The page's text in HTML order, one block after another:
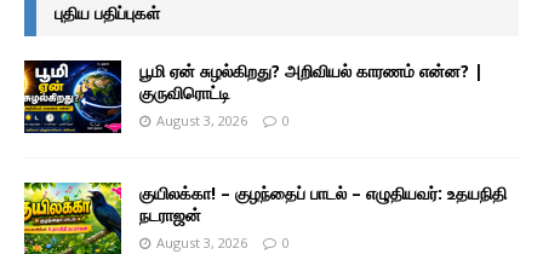
புதிய பதிப்புகள்
பூமி ஏன் சுழல்கிறது? அறிவியல் காரணம் என்ன? |
குருவிரொட்டி
August 3, 2026 0
குயிலக்கா! – குழந்தைப் பாடல் – எழுதியவர்: உதயநிதி
நடராஜன்
August 3, 2026 0